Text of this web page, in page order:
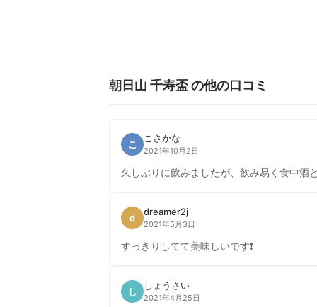
朝日山 千寿盃 の他の口コミ
こ
こさかな
2021年10月2日
久しぶりに飲みましたが、飲み易く食中酒
d
dreamer2j
2021年5月3日
すっきりしてて美味しいです❗️
し
しょうさい
2021年4月25日